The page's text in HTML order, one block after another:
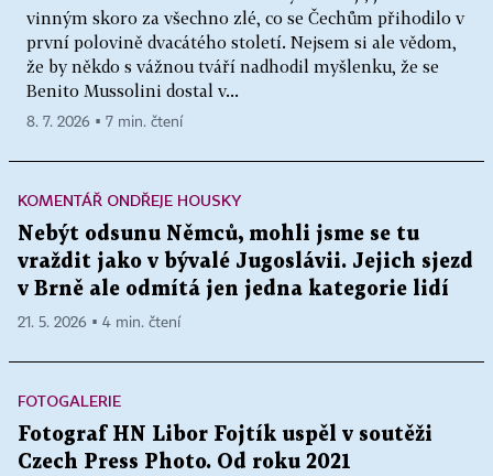
vinným skoro za všechno zlé, co se Čechům přihodilo v
první polovině dvacátého století. Nejsem si ale vědom,
že by někdo s vážnou tváří nadhodil myšlenku, že se
Benito Mussolini dostal v...
8. 7. 2026 ▪ 7 min. čtení
KOMENTÁŘ ONDŘEJE HOUSKY
Nebýt odsunu Němců, mohli jsme se tu
vraždit jako v bývalé Jugoslávii. Jejich sjezd
v Brně ale odmítá jen jedna kategorie lidí
21. 5. 2026 ▪ 4 min. čtení
FOTOGALERIE
Fotograf HN Libor Fojtík uspěl v soutěži
Czech Press Photo. Od roku 2021